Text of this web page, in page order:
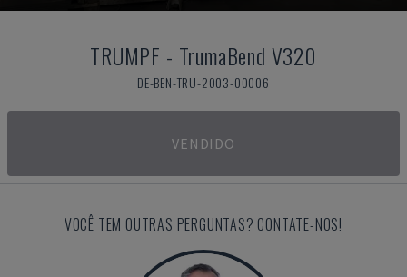
TRUMPF - TrumaBend V320
DE-BEN-TRU-2003-00006
VENDIDO
VOCÊ TEM OUTRAS PERGUNTAS? CONTATE-NOS!